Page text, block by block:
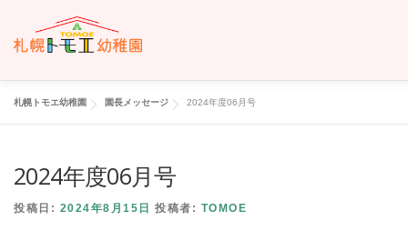
ツ
トモエについて
交通案内 お問い合わせ
札幌トモエ幼稚園 園長メッセージ 2024年度06月号
2024年度06月号
投稿日: 2024年8月15日 投稿者: TOMOE